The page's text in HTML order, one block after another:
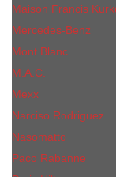
Maison Francis
Mercedes-Benz
Mont Blanc
M.А.C.
Mexx
Narciso Rodriguez
Nasomatto
Paco Rabanne